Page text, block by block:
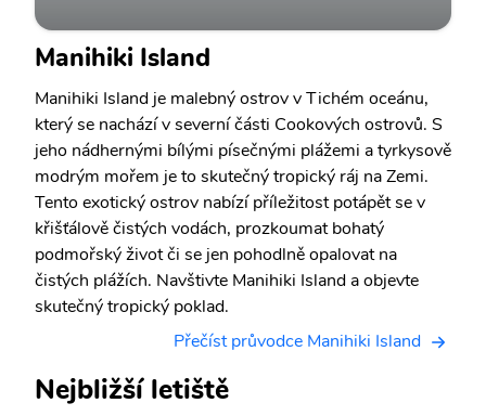
Manihiki Island
Manihiki Island je malebný ostrov v Tichém oceánu,
který se nachází v severní části Cookových ostrovů. S
jeho nádhernými bílými písečnými plážemi a tyrkysově
modrým mořem je to skutečný tropický ráj na Zemi.
Tento exotický ostrov nabízí příležitost potápět se v
křišťálově čistých vodách, prozkoumat bohatý
podmořský život či se jen pohodlně opalovat na
čistých plážích. Navštivte Manihiki Island a objevte
skutečný tropický poklad.
Přečíst průvodce Manihiki Island
Nejbližší letiště